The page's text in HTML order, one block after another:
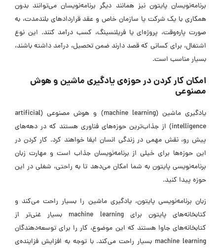
برنامه‌نویسان پایتون نیز همانند دیگر برنامه‌نویسان می‌توانند بدون
همکاری با یک شرکت یا سازمان خاص و عقد قراردادهای بلند‌مدت، به
صورت پاره‌وقت، پروژه‌ای یا فریلنسینگ، کسب درآمد کنند. این نوع
اشتغال، برای کسانی که قصد دارند ضمن تحصیل، درآمد داشته باشند،
بسیار مناسب است.
امکان کار کردن در حوزه‌ی یادگیری ماشین و هوش
مصنوعی
یادگیری ماشین (machine learning) و هوش مصنوعی (artificial
intelligence) از جذاب‌ترین حوزه‌های فناوری هستند که در دهه‌‌های
پیش رو، نقش مهمی در زندگی انسان ایفا خواهند کرد. کار کردن در
این حوزه‌ها برای خیلی از برنامه‌نویسان جذاب است و مهارت زبان
برنامه‌نویسی پایتون به شما امکان می‌دهد تا به راحتی، شغلی در این
حوزه پیدا کنید.
زبان برنامه‌نویسی پایتون، یادگیری ماشین را بسیار راحت می‌کند و
کتابخانه‌های پایتون برای machine learning بسیار غنی‌تر از
کتابخانه‌های جاوا هستند که این موضوع، کار را برای توسعه‌دهندگان
machine learning بسیار راحت می‌کند. با توجه به افزایش فزاینده‌ی